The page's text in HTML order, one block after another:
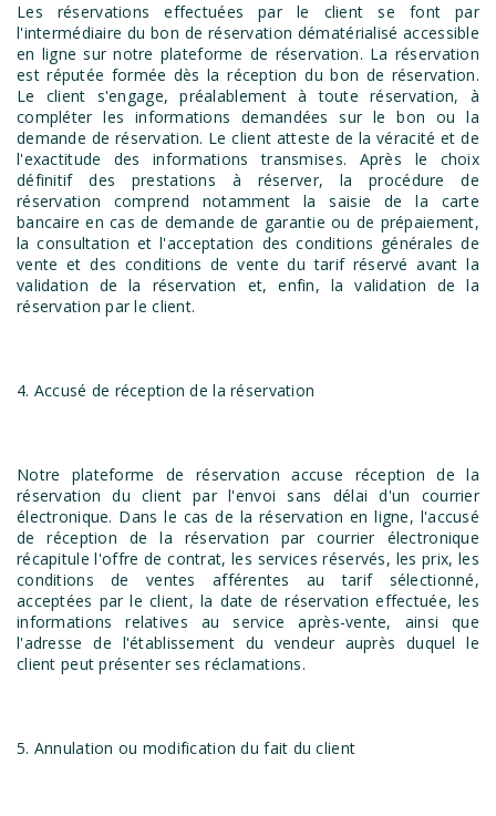
Les réservations effectuées par le client se font par
l'intermédiaire du bon de réservation dématérialisé accessible
en ligne sur notre plateforme de réservation. La réservation
est réputée formée dès la réception du bon de réservation.
Le client s'engage, préalablement à toute réservation, à
compléter les informations demandées sur le bon ou la
demande de réservation. Le client atteste de la véracité et de
l'exactitude des informations transmises. Après le choix
définitif des prestations à réserver, la procédure de
réservation comprend notamment la saisie de la carte
bancaire en cas de demande de garantie ou de prépaiement,
la consultation et l'acceptation des conditions générales de
vente et des conditions de vente du tarif réservé avant la
validation de la réservation et, enfin, la validation de la
réservation par le client.
4. Accusé de réception de la réservation
Notre plateforme de réservation accuse réception de la
réservation du client par l'envoi sans délai d'un courrier
électronique. Dans le cas de la réservation en ligne, l'accusé
de réception de la réservation par courrier électronique
récapitule l'offre de contrat, les services réservés, les prix, les
conditions de ventes afférentes au tarif sélectionné,
acceptées par le client, la date de réservation effectuée, les
informations relatives au service après-vente, ainsi que
l'adresse de l'établissement du vendeur auprès duquel le
client peut présenter ses réclamations.
5. Annulation ou modification du fait du client